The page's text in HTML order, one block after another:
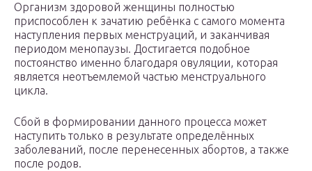
Организм здоровой женщины полностью
приспособлен к зачатию ребёнка с самого момента
наступления первых менструаций, и заканчивая
периодом менопаузы. Достигается подобное
постоянство именно благодаря овуляции, которая
является неотъемлемой частью менструального
цикла.
Сбой в формировании данного процесса может
наступить только в результате определённых
заболеваний, после перенесенных абортов, а также
после родов.